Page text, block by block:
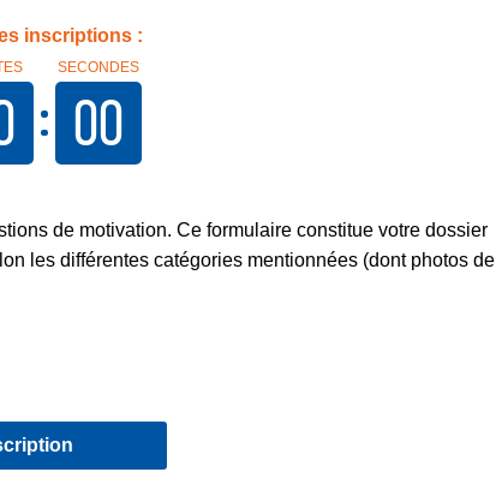
inscriptions :
SECONDES
00
de motivation. Ce formulaire constitue votre dossier
les différentes catégories mentionnées (dont photos de